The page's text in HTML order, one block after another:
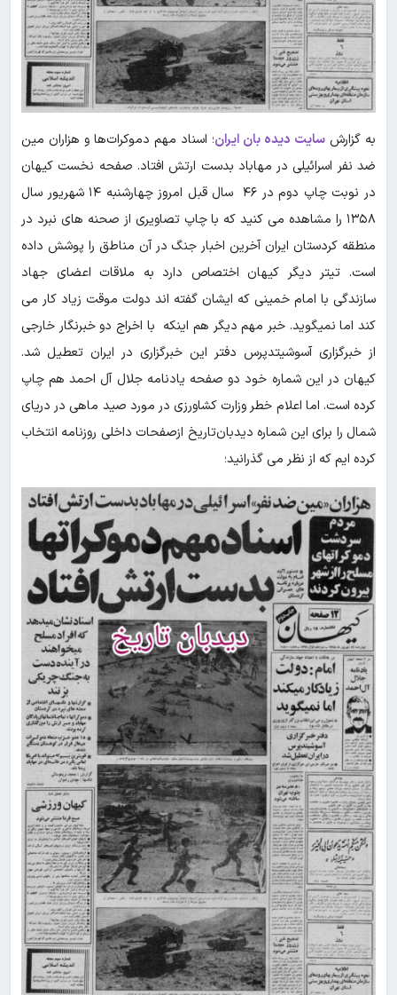
به گزارش سایت دیده بان ایران؛ اسناد مهم دموکرات‌ها و هزاران مین‌
ضد نفر اسرائیلی در مهاباد بدست ارتش افتاد. صفحه نخست کیهان
در نوبت چاپ دوم در ۴۶ سال قبل امروز چهارشنبه ۱۴ شهریور سال
۱۳۵۸ را مشاهده می کنید که با چاپ تصاویری از صحنه های نبرد در
منطقه کردستان ایران آخرین اخبار جنگ در آن مناطق را پوشش داده
است. تیتر دیگر کیهان اختصاص دارد به ملاقات اعضای جهاد
سازندگی با امام خمینی که ایشان گفته اند دولت موقت زیاد کار می
کند اما نمیگوید. خبر مهم دیگر هم اینکه با اخراج دو خبرنگار خارجی
از خبرگزاری آسوشیتدپرس دفتر این خبرگزاری در ایران تعطیل شد.
کیهان در این شماره خود دو صفحه یادنامه جلال آل احمد هم چاپ
کرده است. اما اعلام خطر وزارت کشاورزی در مورد صید ماهی در دریای
شمال را برای این شماره دیدبان‌تاریخ ازصفحات داخلی روزنامه انتخاب
کرده ایم که از نظر می گذرانید؛